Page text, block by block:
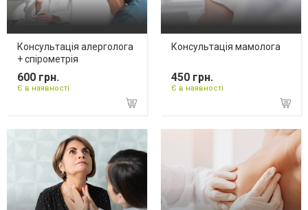
Консультація алерголога
+ спірометрія
600 грн.
Є в наявності
Консультація мамолога
450 грн.
Є в наявності